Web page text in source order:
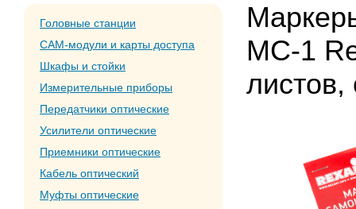
Головные станции
CAM-модули и карты доступа
Шкафы и стойки
Измерительные приборы
Передатчики оптические
Усилители оптические
Приемники оптические
Кабель оптический
Муфты оптические
MC-1
листов,